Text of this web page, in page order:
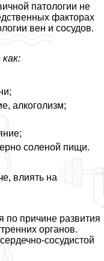
патологии не
факторах
вен и сосудов.
алкоголизм;
соленой пищи.
влиять на
по причине развития
органов.
сосудистой